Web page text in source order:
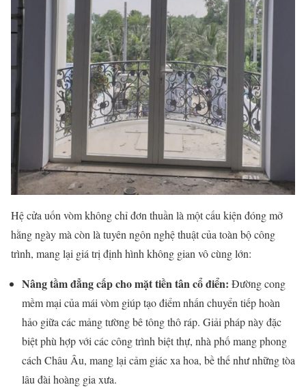
Hệ cửa uốn vòm không chỉ đơn thuần là một cấu kiện đóng mở
hằng ngày mà còn là tuyên ngôn nghệ thuật của toàn bộ công
trình, mang lại giá trị định hình không gian vô cùng lớn:
Nâng tầm đẳng cấp cho mặt tiền tân cổ điển: Đường cong
mềm mại của mái vòm giúp tạo điểm nhấn chuyển tiếp hoàn
hảo giữa các mảng tường bê tông thô ráp. Giải pháp này đặc
biệt phù hợp với các công trình biệt thự, nhà phố mang phong
cách Châu Âu, mang lại cảm giác xa hoa, bề thế như những tòa
lâu đài hoàng gia xưa.